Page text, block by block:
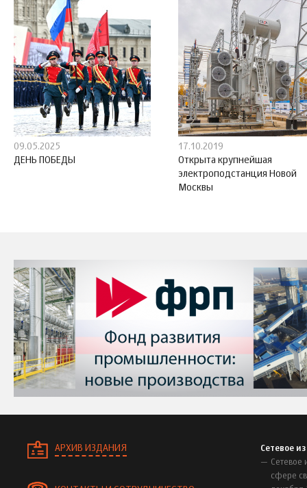
09.05.2025
ДЕНЬ ПОБЕДЫ
17.10.2019
Открыта крупнейшая
электроподстанция Новой
Москвы
АРХИВ ИЗДАНИЯ
Сетевое
Сетевое
сфере